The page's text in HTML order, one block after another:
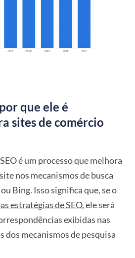
que ele é
sites de comércio
é um processo que melhora
nos mecanismos de busca
Bing. Isso significa que, se o
estratégias de SEO, ele será
exibidas nas
dos mecanismos de pesquisa